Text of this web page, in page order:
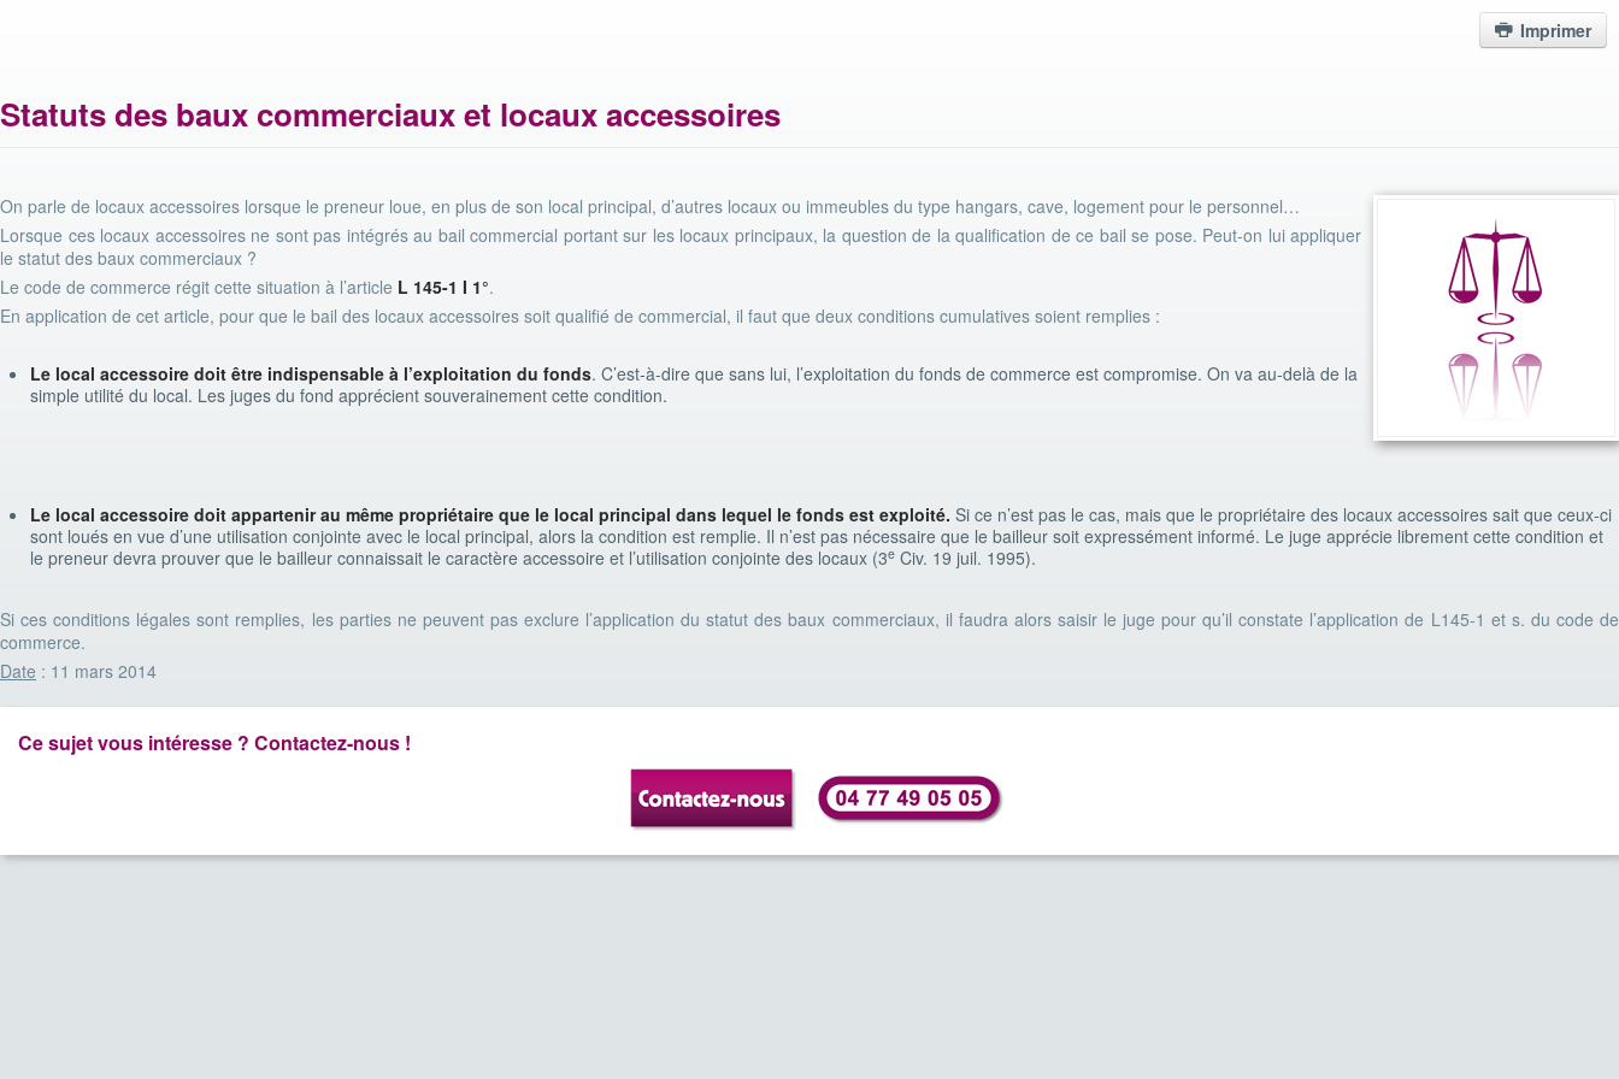
Imprimer
Statuts des baux commerciaux et locaux accessoires
On parle de locaux accessoires lorsque le preneur loue, en plus de son local principal, d’autres locaux ou immeubles du type hangars, cave, logement pour le personnel…
Lorsque ces locaux accessoires ne sont pas intégrés au bail commercial portant sur les locaux principaux, la question de la qualification de ce bail se pose. Peut-on lui appliquer
le statut des baux commerciaux ?
Le code de commerce régit cette situation à l’article L 145-1 I 1°.
En application de cet article, pour que le bail des locaux accessoires soit qualifié de commercial, il faut que deux conditions cumulatives soient remplies :
Le local accessoire doit être indispensable à l’exploitation du fonds. C’est-à-dire que sans lui, l’exploitation du fonds de commerce est compromise. On va au-delà de la
simple utilité du local. Les juges du fond apprécient souverainement cette condition.
Le local accessoire doit appartenir au même propriétaire que le local principal dans lequel le fonds est exploité. Si ce n’est pas le cas, mais que le propriétaire des locaux accessoires sait que ceux-ci
sont loués en vue d’une utilisation conjointe avec le local principal, alors la condition est remplie. Il n’est pas nécessaire que le bailleur soit expressément informé. Le juge apprécie librement cette condition et
le preneur devra prouver que le bailleur connaissait le caractère accessoire et l’utilisation conjointe des locaux (3e Civ. 19 juil. 1995).
Si ces conditions légales sont remplies, les parties ne peuvent pas exclure l’application du statut des baux commerciaux, il faudra alors saisir le juge pour qu’il constate l’application de L145-1 et s. du code de
commerce.
Date : 11 mars 2014
Ce sujet vous intéresse ? Contactez-nous !